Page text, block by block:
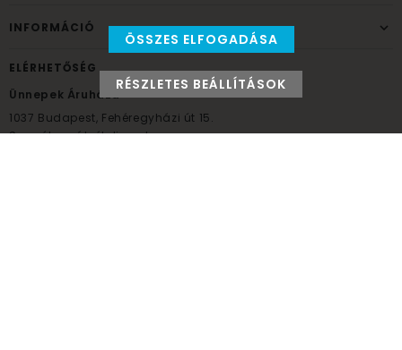
INFORMÁCIÓ
ELÉRHETŐSÉG
Ünnepek Áruháza
1037 Budapest, Fehéregyházi út 15.
Személyes átvételi pont
ÖSSZES ELFOGADÁSA
RÉSZLETES BEÁLLÍTÁSOK